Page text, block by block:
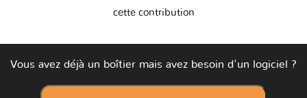
cette contribution
Vous avez déjà un boîtier mais avez besoin d'un logiciel ?